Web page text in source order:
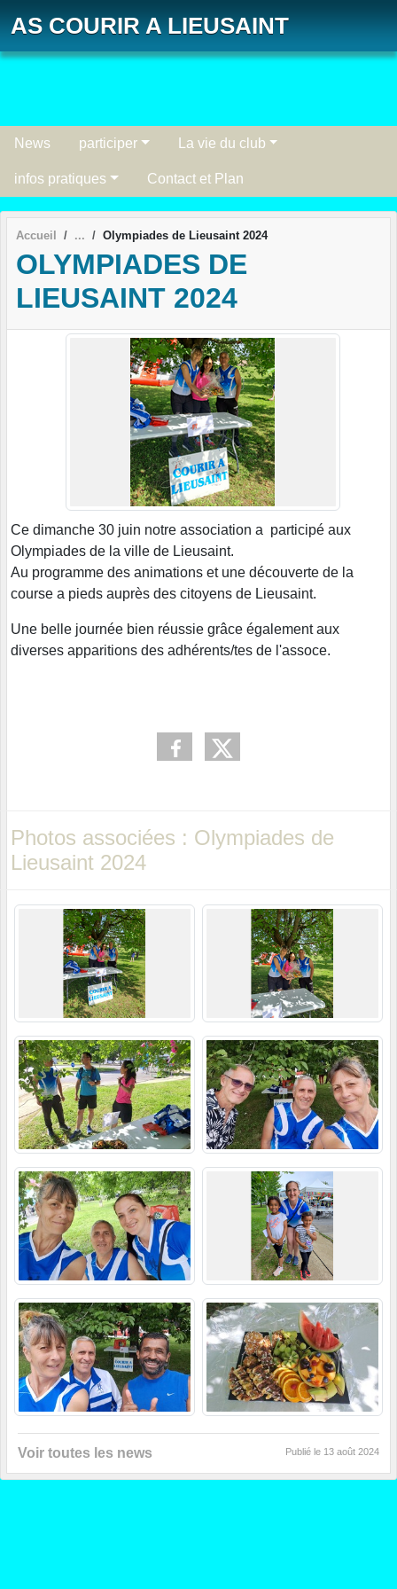
AS COURIR A LIEUSAINT
News participer La vie du club
infos pratiques Contact et Plan
Accueil Olympiades de Lieusaint 2024
OLYMPIADES DE
LIEUSAINT 2024
Ce dimanche 30 juin notre association a participé aux
Olympiades de la ville de Lieusaint.
Au programme des animations et une découverte de la
course a pieds auprès des citoyens de Lieusaint.
Une belle journée bien réussie grâce également aux
diverses apparitions des adhérents/tes de l'assoce.
Photos associées : Olympiades de
Lieusaint 2024
Voir toutes les news Publié le 13 août 2024